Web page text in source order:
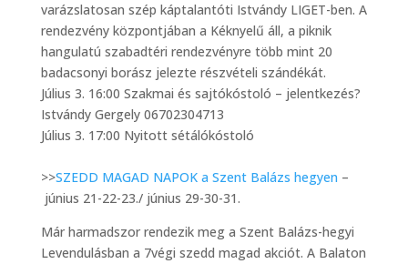
varázslatosan szép káptalantóti Istvándy LIGET-ben. A
rendezvény központjában a Kéknyelű áll, a piknik
hangulatú szabadtéri rendezvényre több mint 20
badacsonyi borász jelezte részvételi szándékát.
Július 3. 16:00 Szakmai és sajtókóstoló – jelentkezés?
Istvándy Gergely 06702304713
Július 3. 17:00 Nyitott sétálókóstoló
>>SZEDD MAGAD NAPOK a Szent Balázs hegyen –
június 21-22-23./ június 29-30-31.
Már harmadszor rendezik meg a Szent Balázs-hegyi
Levendulásban a 7végi szedd magad akciót. A Balaton